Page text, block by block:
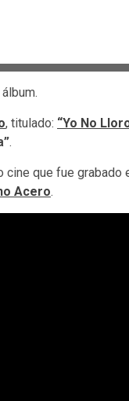
, titulado: “Yo No
.
que fue
Acero.